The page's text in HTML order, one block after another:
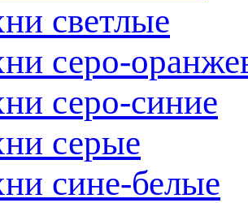
светлые
серо-
серо-синие
серые
сине-белые